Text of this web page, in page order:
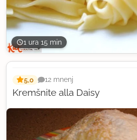
1 ura 15 min
Kremšnite alla Daisy
5,0 12 mnenj